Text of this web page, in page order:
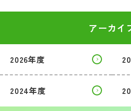
アーカイ
2026年度
2024年度